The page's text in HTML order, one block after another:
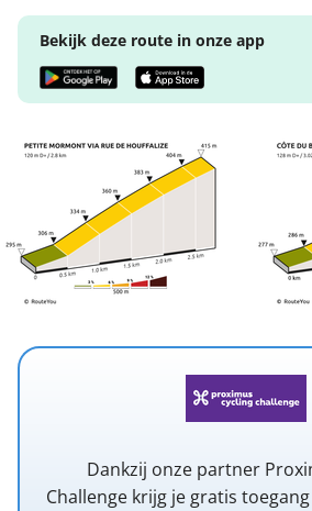
Bekijk deze route in onze app
Dankzij onze partner
Challenge krijg je gratis